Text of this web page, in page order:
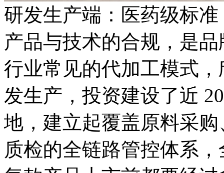
研发生产端：医药级标
产品与技术的合规，是
行业常见的代加工模式
发生产，投资建设了近
地，建立起覆盖原料采
质检的全链路管控体系